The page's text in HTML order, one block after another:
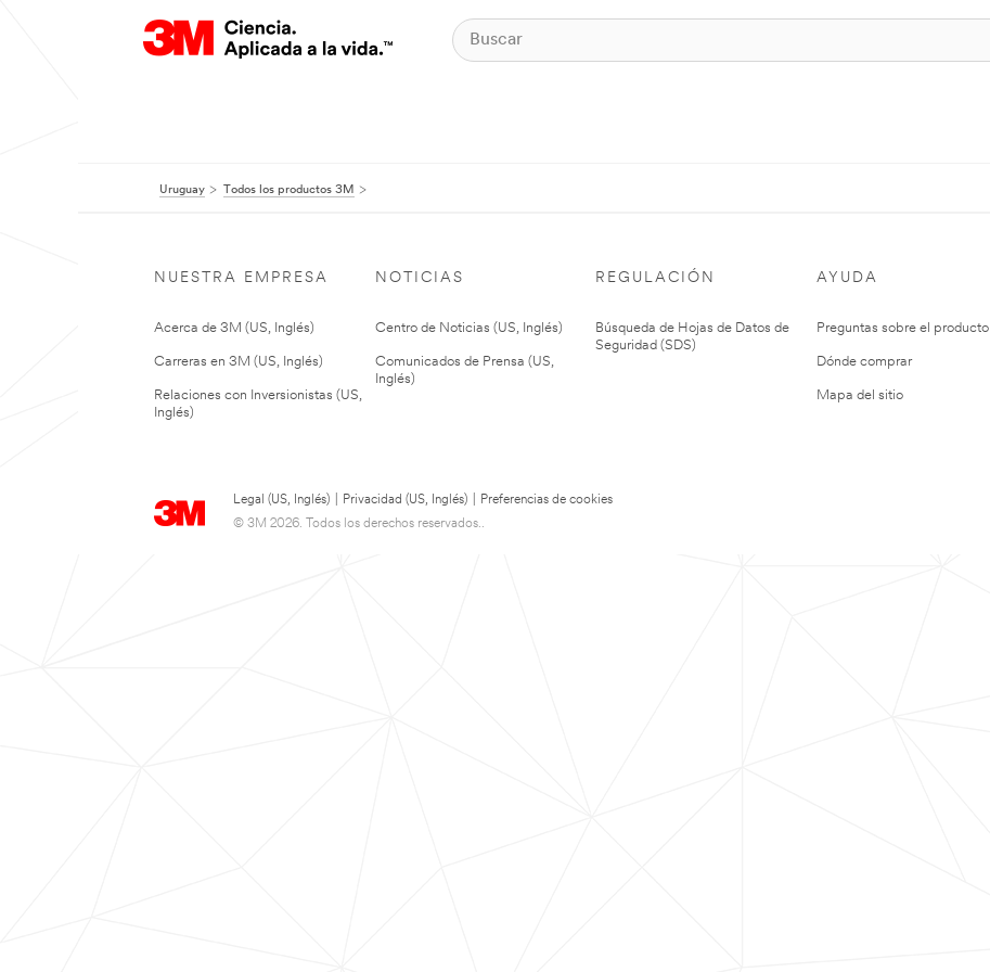
Uruguay Todos los productos 3M
NUESTRA EMPRESA
Acerca de 3M (US, Inglés)
Carreras en 3M (US, Inglés)
Relaciones con Inversionistas (US,
Inglés)
NOTICIAS
Centro de Noticias (US, Inglés)
Comunicados de Prensa (US,
Inglés)
REGULACIÓN
Búsqueda de Hojas de Datos de
Seguridad (SDS)
AYUDA
Preguntas sobre el producto
Dónde comprar
Mapa del sitio
Legal (US, Inglés) Privacidad (US, Inglés)
Preferencias de cookies
© 3M 2026. Todos los derechos reservados..